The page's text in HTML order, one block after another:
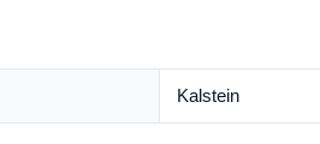
Kalstein